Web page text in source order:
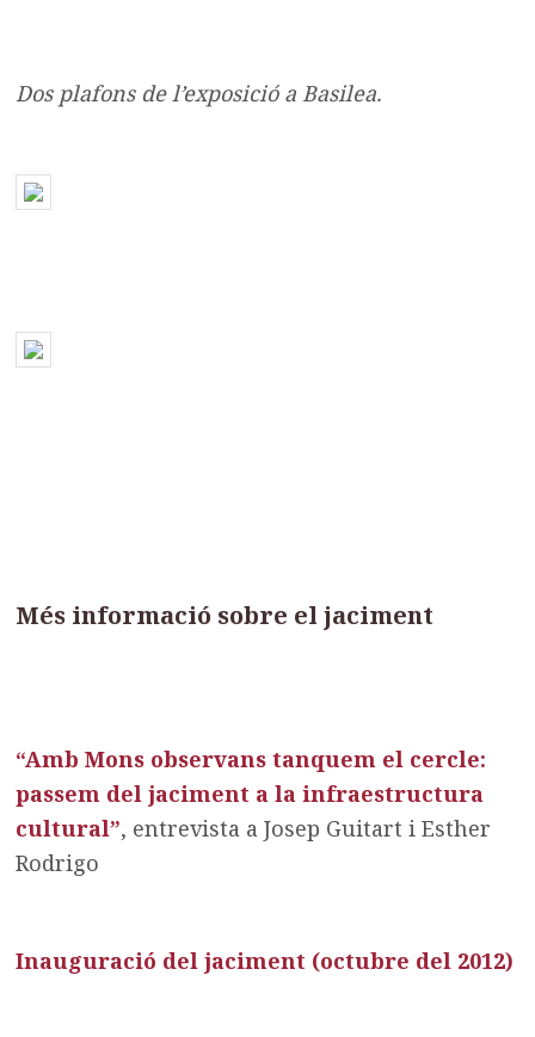
Dos plafons de l’exposició a Basilea.
Més informació sobre el jaciment
“Amb Mons observans tanquem el cercle:
passem del jaciment a la infraestructura
cultural”, entrevista a Josep Guitart i Esther
Rodrigo
Inauguració del jaciment (octubre del 2012)